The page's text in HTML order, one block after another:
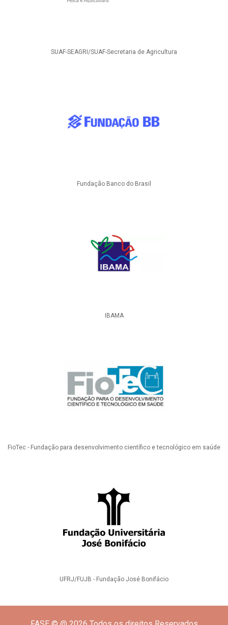
SUAF-SEAGRI/SUAF-Secretaria de Agricultura
Fundação Banco do Brasil
IBAMA
FioTec - Fundação para desenvolvimento científico e tecnológico em saúde
UFRJ/FUJB - Fundação José Bonifácio